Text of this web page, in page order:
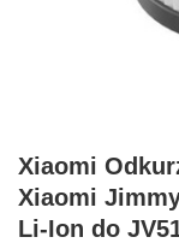
Xiaomi
Xiaomi
Li-Ion do